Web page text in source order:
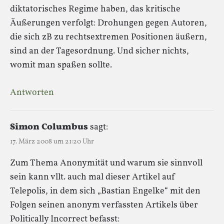
diktatorisches Regime haben, das kritische
Äußerungen verfolgt: Drohungen gegen Autoren,
die sich zB zu rechtsextremen Positionen äußern,
sind an der Tagesordnung. Und sicher nichts,
womit man spaßen sollte.
Antworten
Simon Columbussagt:
17. März 2008 um 21:20 Uhr
Zum Thema Anonymität und warum sie sinnvoll
sein kann vllt. auch mal dieser Artikel auf
Telepolis, in dem sich „Bastian Engelke“ mit den
Folgen seinen anonym verfassten Artikels über
Politically Incorrect befasst: